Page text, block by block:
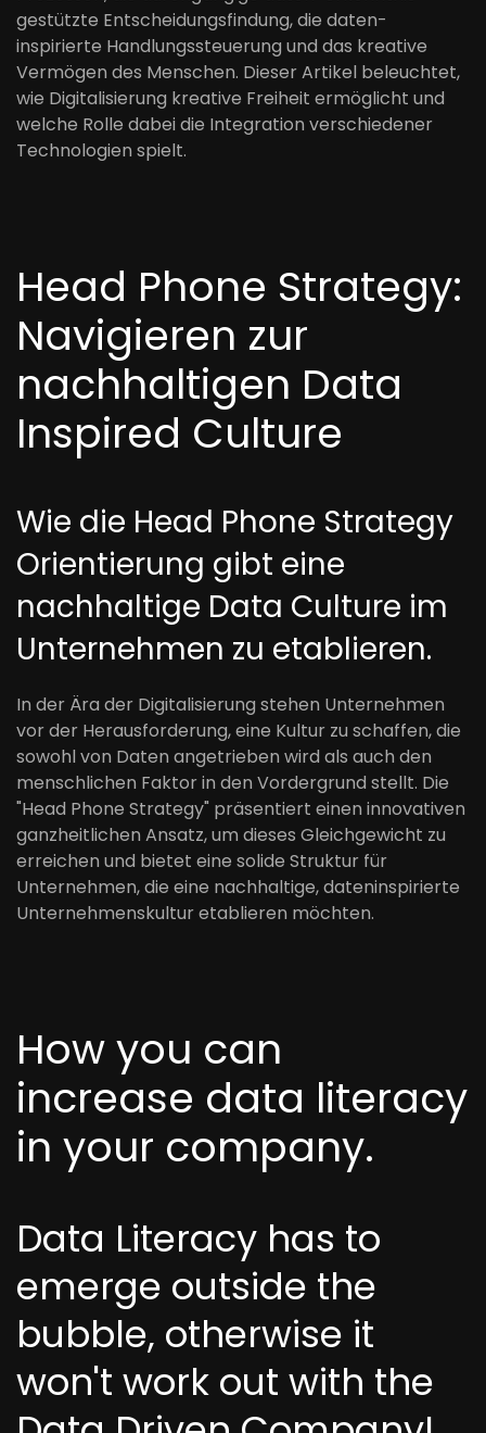
gestützte Entscheidungsfindung, die daten-
inspirierte Handlungssteuerung und das kreative
Vermögen des Menschen. Dieser Artikel beleuchtet,
wie Digitalisierung kreative Freiheit ermöglicht und
welche Rolle dabei die Integration verschiedener
Technologien spielt.
Head Phone Strategy:
Navigieren zur
nachhaltigen Data
Inspired Culture
Wie die Head Phone Strategy
Orientierung gibt eine
nachhaltige Data Culture im
Unternehmen zu etablieren.
In der Ära der Digitalisierung stehen Unternehmen
vor der Herausforderung, eine Kultur zu schaffen, die
sowohl von Daten angetrieben wird als auch den
menschlichen Faktor in den Vordergrund stellt. Die
"Head Phone Strategy" präsentiert einen innovativen
ganzheitlichen Ansatz, um dieses Gleichgewicht zu
erreichen und bietet eine solide Struktur für
Unternehmen, die eine nachhaltige, dateninspirierte
Unternehmenskultur etablieren möchten.
How you can
increase data literacy
in your company.
Data Literacy has to
emerge outside the
bubble, otherwise it
won't work out with the